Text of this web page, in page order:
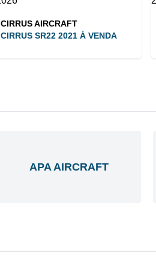
CIRRUS AIRCRAFT
CIRRUS SR22 2021 À VENDA
APA AIRCRAFT